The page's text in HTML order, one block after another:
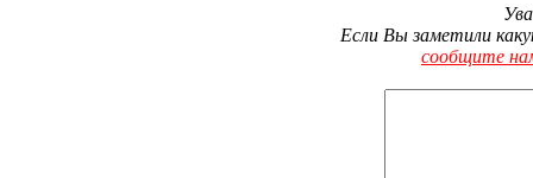
Если Вы заметили
сообщите